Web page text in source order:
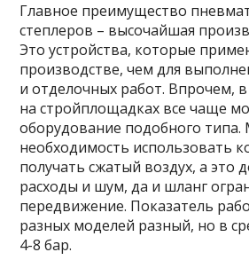
Главное преимущество
степлеров – высочайшая
Это устройства, которые
производстве, чем для
и отделочных работ. Впрочем,
на стройплощадках все чаще
оборудование подобного типа.
необходимость использовать
получать сжатый воздух, а это
расходы и шум, да и шланг
передвижение. Показатель
разных моделей разный, но в
4-8 бар.